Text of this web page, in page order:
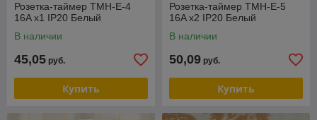
Розетка-таймер TMH-E-4
16A x1 IP20 Белый
В наличии
45,05 руб.
Купить
Розетка-таймер TMH-E-5
16A x2 IP20 Белый
В наличии
50,09 руб.
Купить